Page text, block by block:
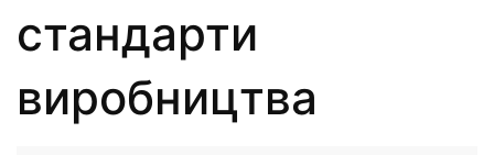
стандарти
виробництва